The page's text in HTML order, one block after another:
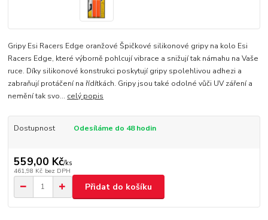
Gripy Esi Racers Edge oranžové Špičkové silikonové gripy na kolo Esi
Racers Edge, které výborně pohlcují vibrace a snižují tak námahu na Vaše
ruce. Díky silikonové konstrukci poskytují gripy spolehlivou adhezi a
zabraňují protáčení na řídítkách. Gripy jsou také odolné vůči UV záření a
nemění tak svo... celý popis
Dostupnost Odesíláme do 48 hodin
559,00 Kč/ks
461,98 Kč bez DPH
Přidat do košíku